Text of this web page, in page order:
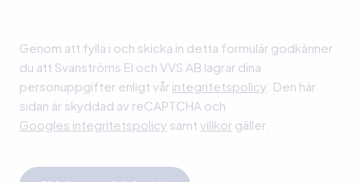
Genom att fylla i och skicka in detta formulär godkänner
du att Svanströms El och VVS AB lagrar dina
personuppgifter enligt vår integritetspolicy . Den här
sidan är skyddad av reCAPTCHA och
Googles integritetspolicy samt villkor gäller.